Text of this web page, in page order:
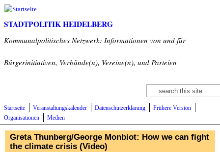
Direkt zum Inhalt
STADTPOLITIK HEIDELBERG
Kommunalpolitisches Netzwerk: Informationen von und für
Bürgerinitiativen, Verbände(n), Vereine(n), und Parteien
Suchformular
Suche
Startseite Veranstaltungskalender Datenschutzerklärung
Frühere Version
Organisationen
Medien
Greta Thunberg/George Monbiot: How we can fight
the climate crisis (Video)